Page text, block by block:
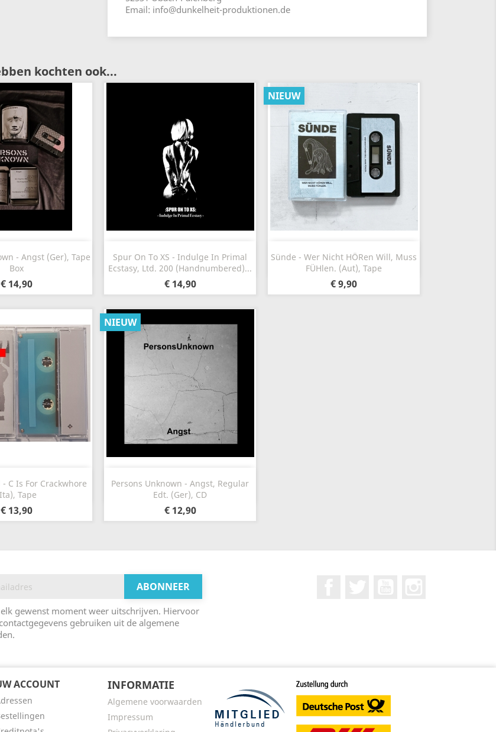
Email: info@dunkelheit-produktionen.de
kochten ook...
- Angst (Ger), Tape
Box
€ 14,90
bekijken
Spur On To XS - Indulge In Primal
Ecstasy, Ltd. 200 (Handnumbered)...
€ 14,90
 Snel bekijken
Sünde - Wer Nicht H​ö​ren Will, Muss
F​ü​hlen. (Aut), Tape
€ 9,90
NIEUW
 Snel bekijken
C Is For Crackwhore
Tape
€ 13,90
bekijken
Persons Unknown - Angst, Regular
Edt. (Ger), CD
€ 12,90
NIEUW
Snel bekijken
gewenst moment weer uitschrijven. Hiervoor
gebruiken uit de algemene
ACCOUNT INFORMATIE
Algemene voorwaarden
Impressum